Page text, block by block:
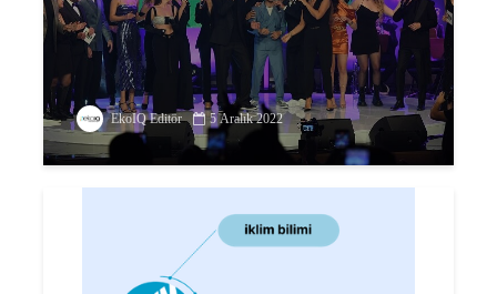
EkoIQ Editör 5 Aralık 2022